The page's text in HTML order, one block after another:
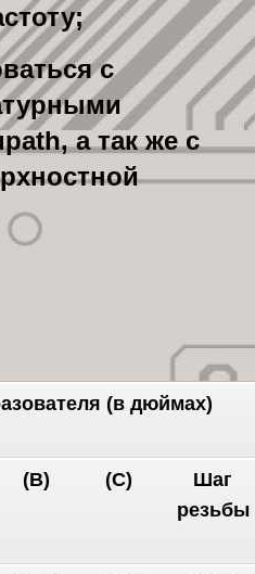
с
а так же с
(в дюймах)
(В) (С)
Шаг
резьбы